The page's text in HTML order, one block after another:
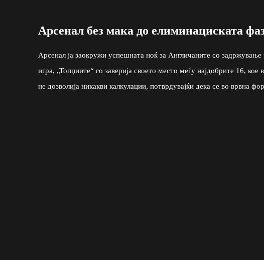
Арсенал без мака до елиминациската
Арсенал ја заокружи успешната ноќ за Англичаните со
игра, „Топџиите“ го заверија своето место меѓу најдобрите 16,
не дозволија никакви калкулации, потврдувајќи дека се во врвна